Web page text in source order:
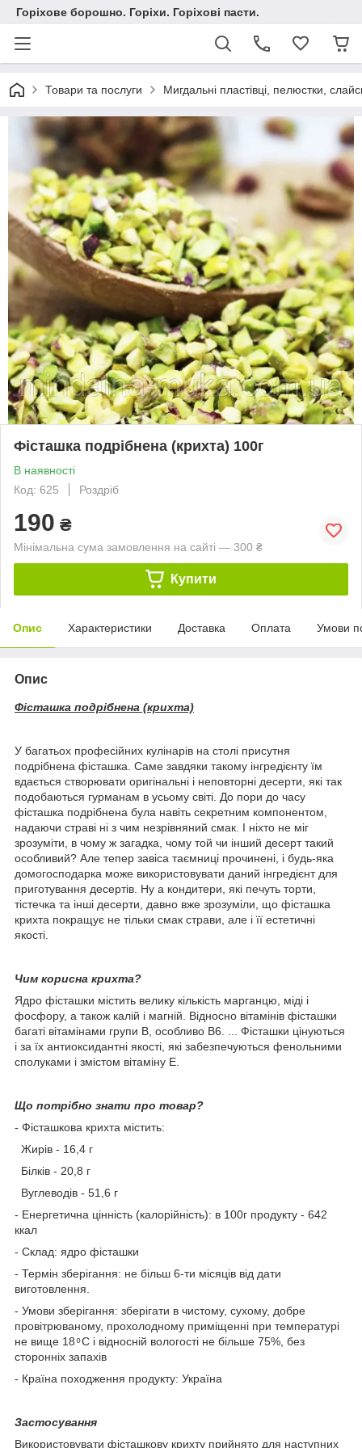
Горіхове борошно. Горіхи. Горіхові пасти.
Товари та послуги Мигдальні пластівці, пелюстки,
Фісташка подрібнена (крихта) 100г
В наявності
Код: 625
Роздріб
190 ₴
Мінімальна сума замовлення на сайті — 300 ₴
Купити
Опис Характеристики Доставка Оплата Умови
Опис
Фісташка подрібнена (крихта)
У багатьох професійних кулінарів на столі присутня
подрібнена фісташка. Саме завдяки такому інгредієнту їм
вдається створювати оригінальні і неповторні десерти, які так
подобаються гурманам в усьому світі. До пори до часу
фісташка подрібнена була навіть секретним компонентом,
надаючи страві ні з чим незрівняний смак. І ніхто не міг
зрозуміти, в чому ж загадка, чому той чи інший десерт такий
особливий? Але тепер завіса таємниці прочинені, і будь-яка
домогосподарка може використовувати даний інгредієнт для
приготування десертів. Ну а кондитери, які печуть торти,
тістечка та інші десерти, давно вже зрозуміли, що фісташка
крихта покращує не тільки смак страви, але і її естетичні
якості.
Чим корисна крихта?
Ядро фісташки містить велику кількість марганцю, міді і
фосфору, а також калій і магній. Відносно вітамінів фісташки
багаті вітамінами групи В, особливо В6. ... Фісташки цінуються
і за їх антиоксидантні якості, які забезпечуються фенольними
сполуками і змістом вітаміну Е.
Що потрібно знати про товар?
- Фісташкова крихта містить:
Жирів - 16,4 г
Білків - 20,8 г
Вуглеводів - 51,6 г
- Енергетична цінність (калорійність): в 100г продукту - 642
ккал
- Склад: ядро фісташки
- Термін зберігання: не більш 6-ти місяців від дати
виготовлення.
- Умови зберігання: зберігати в чистому, сухому, добре
провітрюваному, прохолодному приміщенні при температурі
не вище 18 ͦ С і відносній вологості не більше 75%, без
сторонніх запахів
- Країна походження продукту: Україна
Застосування
Використовувати фісташкову крихту прийнято для наступних